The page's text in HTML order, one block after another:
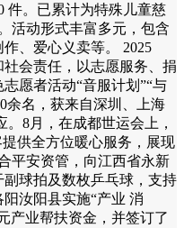
件。已累计为特殊儿童慈
活动形式丰富多元，包含
、爱心义卖等。 2025
会责任，以志愿服务、捐
愿者活动“音服计划”“与
余名，获来自深圳、上海
8月，在成都世运会上，
供全方位暖心服务，展现
平安资管，向江西省永新
球拍及数枚乒乓球，支持
汝阳县实施“产业 消
产业帮扶资金，并签订了